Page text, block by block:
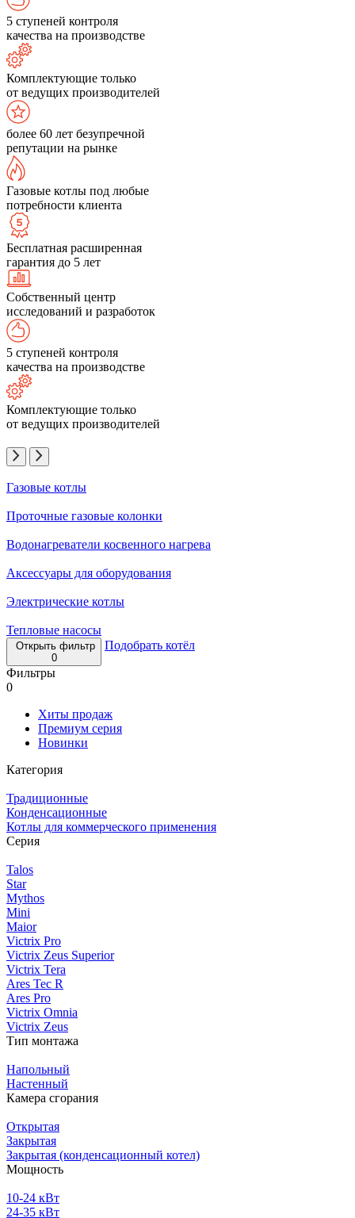
5 ступеней контроля
качества на производстве
Комплектующие только
от ведущих производителей
более 60 лет безупречной
репутации на рынке
Газовые котлы под любые
потребности клиента
Бесплатная расширенная
гарантия до 5 лет
Собственный центр
исследований и разработок
5 ступеней контроля
качества на производстве
Комплектующие только
от ведущих производителей
Газовые котлы
Проточные газовые колонки
Водонагреватели косвенного нагрева
Аксессуары для оборудования
Электрические котлы
Тепловые насосы
Открыть фильтр
0
Подобрать котёл
Фильтры
0
Хиты продаж
Премиум серия
Новинки
Категория
Традиционные
Конденсационные
Котлы для коммерческого применения
Серия
Talos
Star
Mythos
Mini
Maior
Victrix Pro
Victrix Zeus Superior
Victrix Tera
Ares Tec R
Ares Pro
Victrix Omnia
Victrix Zeus
Тип монтажа
Напольный
Настенный
Камера сгорания
Открытая
Закрытая
Закрытая (конденсационный котел)
Мощность
10-24 кВт
24-35 кВт